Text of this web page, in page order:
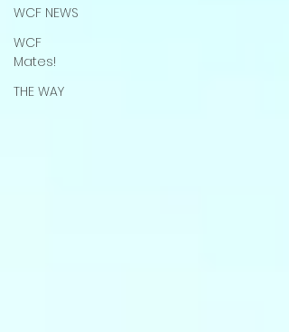
WCF NEWS
WCF
Mates!
THE WAY